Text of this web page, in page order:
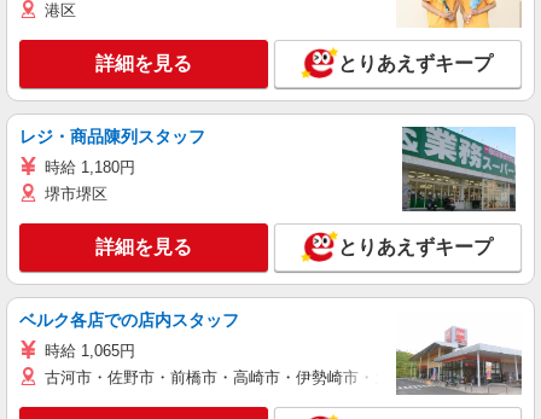
港区
詳細を見る とりあえずキープ
レジ・商品陳列スタッフ
時給 1,180円
堺市堺区
詳細を見る とりあえずキープ
ベルク各店での店内スタッフ
時給 1,065円
古河市・佐野市・前橋市・高崎市・伊勢崎市・太田市・館林市・藤